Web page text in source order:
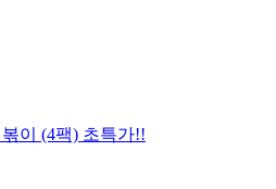
이 (4팩) 초특가!!